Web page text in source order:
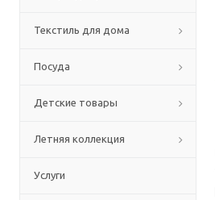
Текстиль для дома
Посуда
Детские товары
Летняя коллекция
Услуги